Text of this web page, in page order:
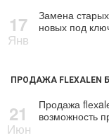
17
Янв
Замена
новых под
ПРОДАЖА FLEXALEN
21
Июн
Продажа
возможность